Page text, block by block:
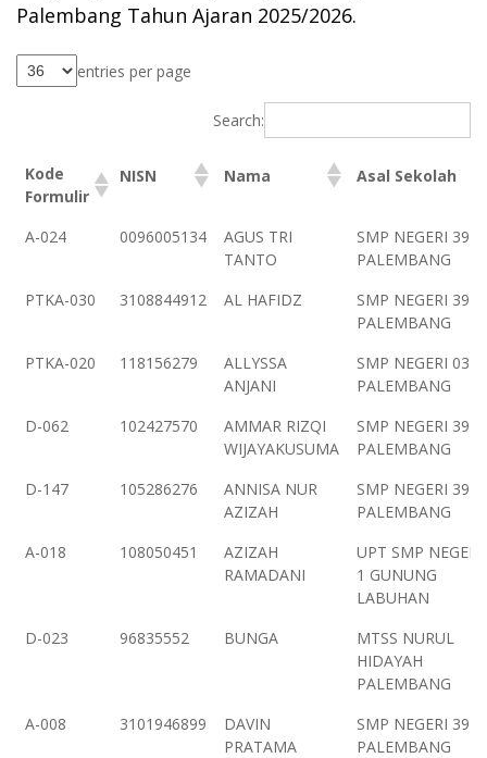
Palembang Tahun Ajaran 2025/2026.
entries per page
Search:
Kode
Formulir
NISN Nama Asal Sekolah
Kode
NISN Nama Asal Sekolah
A-024 0096005134
AGUS TRI
TANTO
SMP NEGERI 39
PALEMBANG
PTKA-030
3108844912 AL HAFIDZ
SMP NEGERI 39
PALEMBANG
PTKA-020
118156279
ALLYSSA
ANJANI
SMP NEGERI 03
PALEMBANG
D-062
102427570
AMMAR RIZQI
WIJAYAKUSUMA
SMP NEGERI 39
PALEMBANG
D-147
105286276
ANNISA NUR
AZIZAH
SMP NEGERI 39
PALEMBANG
A-018
108050451
AZIZAH
RAMADANI
UPT SMP NEGERI
1 GUNUNG
LABUHAN
D-023
96835552 BUNGA
MTSS NURUL
HIDAYAH
PALEMBANG
A-008
3101946899
DAVIN
PRATAMA
SMP NEGERI 39
PALEMBANG